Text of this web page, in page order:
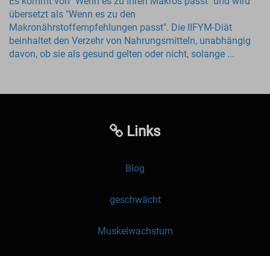
übersetzt als "Wenn es zu den
Makronährstoffempfehlungen passt". Die IIFYM-Diät
beinhaltet den Verzehr von Nahrungsmitteln, unabhängig
davon, ob sie als gesund gelten oder nicht, solange ...
Links
Blog
geschwächt
Muskelwachstum